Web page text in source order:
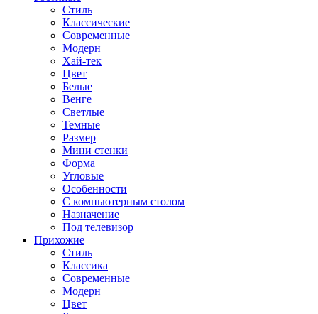
Стиль
Классические
Современные
Модерн
Хай-тек
Цвет
Белые
Венге
Светлые
Темные
Размер
Мини стенки
Форма
Угловые
Особенности
С компьютерным столом
Назначение
Под телевизор
Прихожие
Стиль
Классика
Современные
Модерн
Цвет